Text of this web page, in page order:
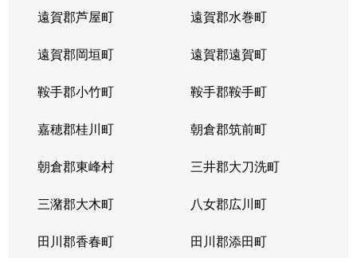
遠賀郡芦屋町 遠賀郡水巻町
遠賀郡岡垣町 遠賀郡遠賀町
鞍手郡小竹町 鞍手郡鞍手町
嘉穂郡桂川町 朝倉郡筑前町
朝倉郡東峰村 三井郡大刀洗町
三潴郡大木町 八女郡広川町
田川郡香春町 田川郡添田町